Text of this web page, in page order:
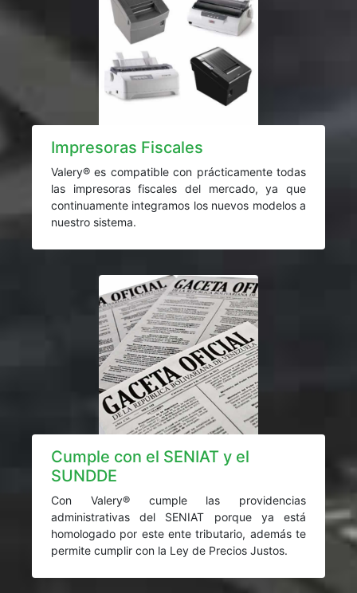
Impresoras Fiscales
Valery® es compatible con prácticamente todas
las impresoras fiscales del mercado, ya que
continuamente integramos los nuevos modelos a
nuestro sistema.
Cumple con el SENIAT y el
SUNDDE
Con Valery® cumple las providencias
administrativas del SENIAT porque ya está
homologado por este ente tributario, además te
permite cumplir con la Ley de Precios Justos.